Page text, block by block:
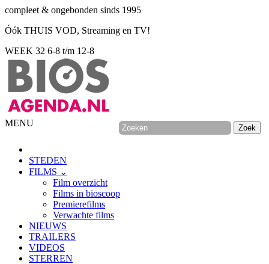
compleet & ongebonden sinds 1995
Óók THUIS VOD, Streaming en TV!
WEEK 32 6-8 t/m 12-8
MENU
STEDEN
FILMS ⌄
Film overzicht
Films in bioscoop
Premierefilms
Verwachte films
NIEUWS
TRAILERS
VIDEOS
STERREN